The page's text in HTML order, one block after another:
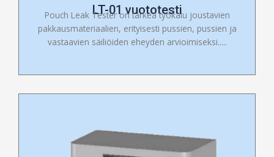
LT-01 vuototesti
Pouch Leak Tester on tärkeä työkalu joustavien
pakkausmateriaalien, erityisesti pussien, pussien ja
vastaavien säiliöiden eheyden arvioimiseksi.....